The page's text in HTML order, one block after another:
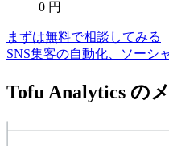
0 円
まずは無料で相談してみる
SNS集客の自動化、ソーシ
Tofu Analytics の